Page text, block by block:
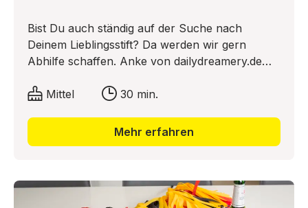
Bist Du auch ständig auf der Suche nach
Deinem Lieblingsstift? Da werden wir gern
Abhilfe schaffen. Anke von dailydreamery.de
maritimen Stiftehalter für Deinen Lieblingsstift
funktional sondern auch ein ganz besonderes
Schmuckstück auf Deinem Schreibtisch!
Mittel 30 min.
Mehr erfahren